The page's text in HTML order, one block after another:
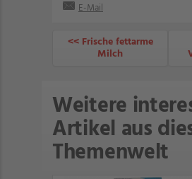
E-Mail
<< Frische fettarme
Milch
Weitere
Artikel aus
Themenwelt